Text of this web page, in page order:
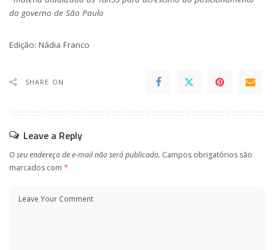
do governo de São Paulo
Edição: Nádia Franco
SHARE ON
Leave a Reply
O seu endereço de e-mail não será publicado. Campos obrigatórios são
marcados com *